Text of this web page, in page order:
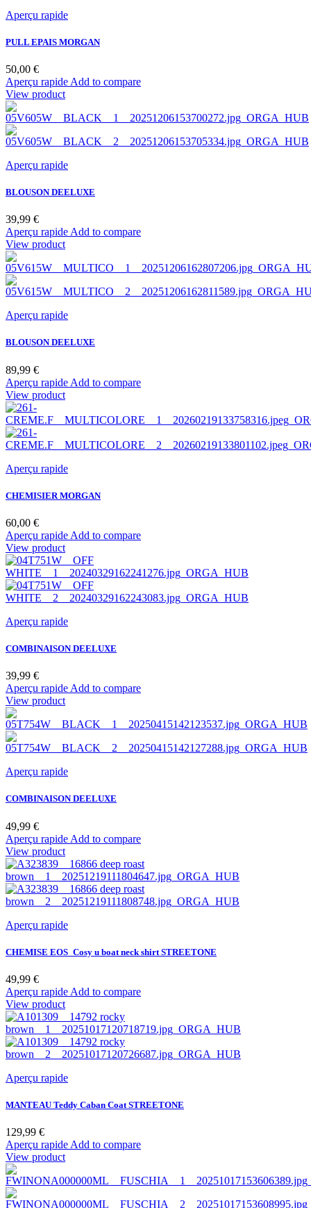
Aperçu rapide
PULL EPAIS MORGAN
Prix
50,00 €
Aperçu rapide Add to compare
View product
Aperçu rapide
BLOUSON DEELUXE
Prix
39,99 €
BLEU
KHAKI
Aperçu rapide Add to compare
View product
Aperçu rapide
BLOUSON DEELUXE
Prix
89,99 €
Aperçu rapide Add to compare
View product
Aperçu rapide
CHEMISIER MORGAN
Prix
60,00 €
Aperçu rapide Add to compare
View product
Aperçu rapide
COMBINAISON DEELUXE
Prix
39,99 €
OFF
WHITE
Aperçu rapide Add to compare
View product
Aperçu rapide
COMBINAISON DEELUXE
Prix
49,99 €
Aperçu rapide Add to compare
View product
Aperçu rapide
CHEMISE EOS_Cosy u boat neck shirt STREETONE
Prix
49,99 €
Aperçu rapide Add to compare
View product
Aperçu rapide
MANTEAU Teddy Caban Coat STREETONE
Prix
129,99 €
Aperçu rapide Add to compare
View product